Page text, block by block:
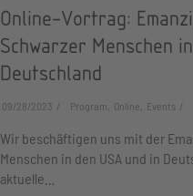
Online-Vortrag:
Schwarzer Menschen
Deutschland
09/28/2023 Program, Online, Events
Wir beschäftigen uns mit der
Menschen in den USA und in
aktuelle…